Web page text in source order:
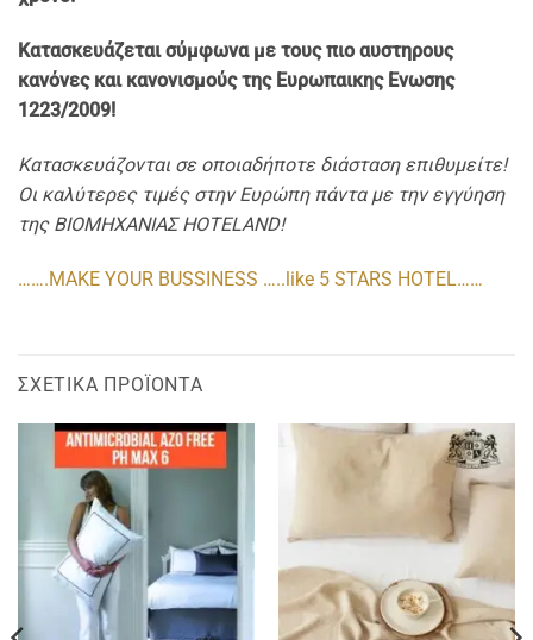
Κατασκευάζεται σύμφωνα με τους πιο αυστηρους
κανόνες και κανονισμούς της Ευρωπαικης Ενωσης
1223/2009!
Κατασκευάζονται σε οποιαδήποτε διάσταση επιθυμείτε!
Οι καλύτερες τιμές στην Ευρώπη πάντα με την εγγύηση
της ΒΙΟΜΗΧΑΝΙΑΣ HOTELAND!
…….MAKE YOUR BUSSINESS …..like 5 STARS HOTEL……
ΣΧΕΤΙΚΆ ΠΡΟΪΌΝΤΑ